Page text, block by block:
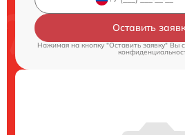
Оставить
Нажимая на кнопку "Оставить заявку" Вы